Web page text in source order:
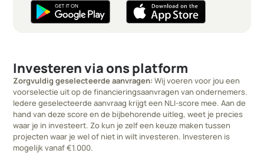
Investeren via ons platform
Zorgvuldig geselecteerde aanvragen: Wij voeren voor jou een
voorselectie uit op de financieringsaanvragen van ondernemers.
Iedere geselecteerde aanvraag krijgt een NLI-score mee. Aan de
hand van deze score en de bijbehorende uitleg, weet je precies
waar je in investeert. Zo kun je zelf een keuze maken tussen
projecten waar je wel of niet in wilt investeren. Investeren is
mogelijk vanaf €1.000.